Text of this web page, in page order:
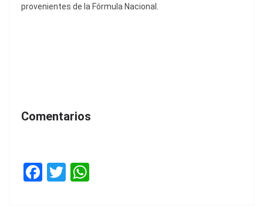
provenientes de la Fórmula Nacional.
Comentarios
F T